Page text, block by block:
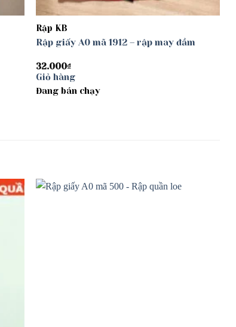
Rập KB
Rập giấy A0 mã 1912 – rập may đầm
32.000₫
Giỏ hàng
Đang bán chạy